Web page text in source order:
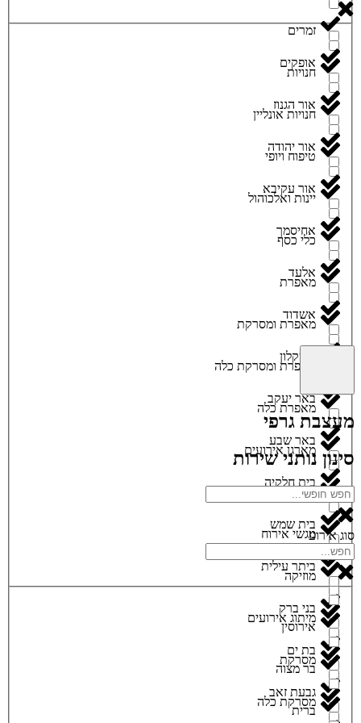
זמרים
חנויות
חנויות אונליין
טיפוח ויופי
יינות ואלכוהול
כלי כסף
מאפרת
מאפרת ומסרקת
מאפרת ומסרקת כלה
מאפרת כלה
מארגן אירועים
מגנטים
מגשי אירוח
מוזיקה
מיתוג אירועים
מסרקת
מסרקת כלה
אופקים
אור הגנוז
אור יהודה
אור עקיבא
אחיסמך
אלעד
אשדוד
אשקלון
באר יעקב
באר שבע
בית חלקיה
בית שמש
ביתר עילית
בני ברק
בת ים
גבעת זאב
מעצבת גרפי
סינון נותני שירות
סוג אירוע
אירוסין
בר מצוה
ברית